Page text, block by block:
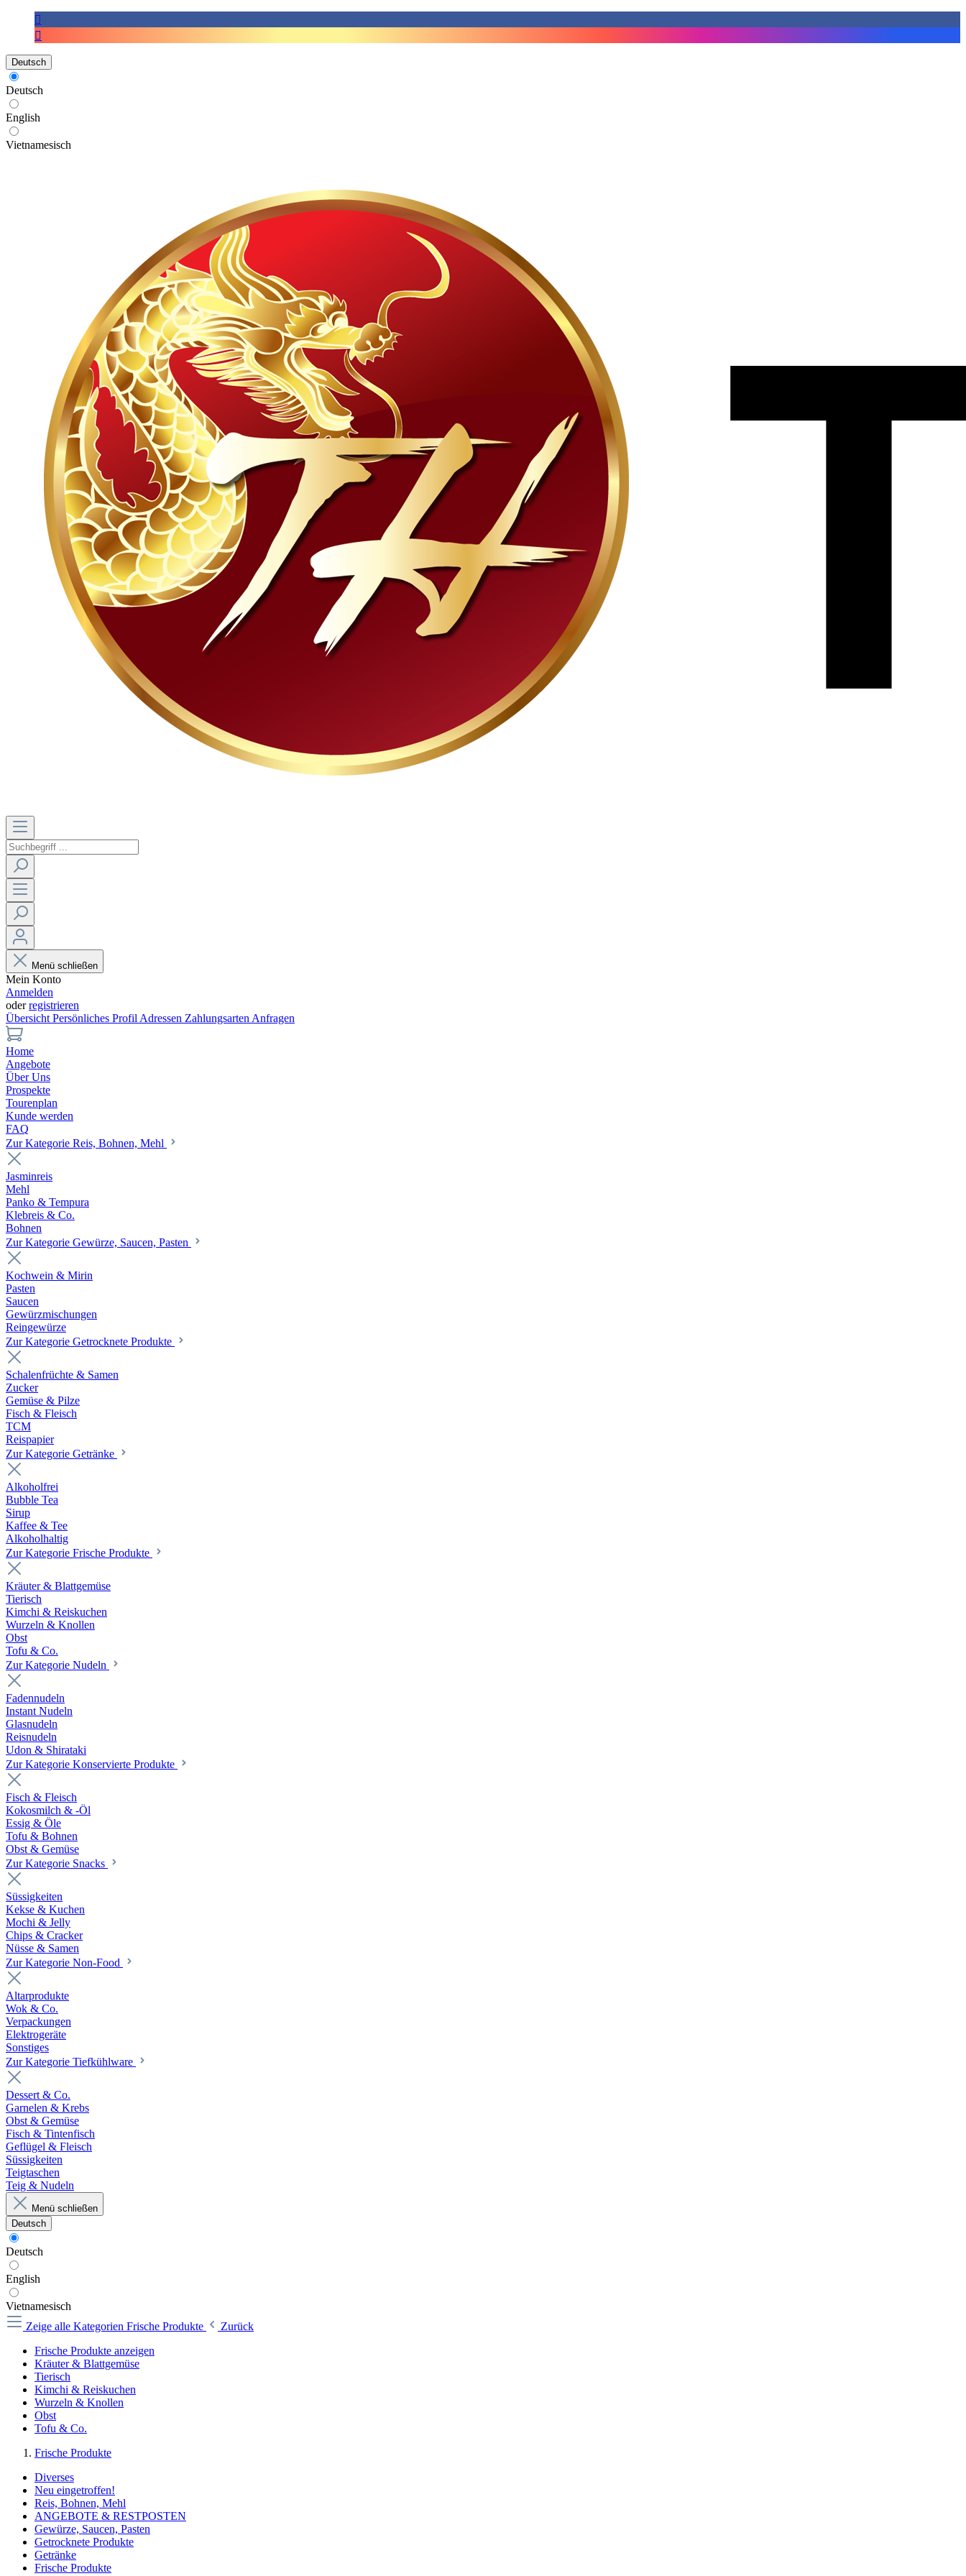
Deutsch
Deutsch
English
Vietnamesisch
Menü schließen
Mein Konto
Anmelden
oderregistrieren
Übersicht Persönliches Profil Adressen Zahlungsarten Anfragen
Home
Angebote
Über Uns
Prospekte
Tourenplan
Kunde werden
FAQ
Zur Kategorie Reis, Bohnen, Mehl
Jasminreis
Mehl
Panko & Tempura
Klebreis & Co.
Bohnen
Zur Kategorie Gewürze, Saucen, Pasten
Kochwein & Mirin
Pasten
Saucen
Gewürzmischungen
Reingewürze
Zur Kategorie Getrocknete Produkte
Schalenfrüchte & Samen
Zucker
Gemüse & Pilze
Fisch & Fleisch
TCM
Reispapier
Zur Kategorie Getränke
Alkoholfrei
Bubble Tea
Sirup
Kaffee & Tee
Alkoholhaltig
Zur Kategorie Frische Produkte
Kräuter & Blattgemüse
Tierisch
Kimchi & Reiskuchen
Wurzeln & Knollen
Obst
Tofu & Co.
Zur Kategorie Nudeln
Fadennudeln
Instant Nudeln
Glasnudeln
Reisnudeln
Udon & Shirataki
Zur Kategorie Konservierte Produkte
Fisch & Fleisch
Kokosmilch & -Öl
Essig & Öle
Tofu & Bohnen
Obst & Gemüse
Zur Kategorie Snacks
Süssigkeiten
Kekse & Kuchen
Mochi & Jelly
Chips & Cracker
Nüsse & Samen
Zur Kategorie Non-Food
Altarprodukte
Wok & Co.
Verpackungen
Elektrogeräte
Sonstiges
Zur Kategorie Tiefkühlware
Dessert & Co.
Garnelen & Krebs
Obst & Gemüse
Fisch & Tintenfisch
Geflügel & Fleisch
Süssigkeiten
Teigtaschen
Teig & Nudeln
Menü schließen
Deutsch
Deutsch
English
Vietnamesisch
Zeige alle Kategorien Frische Produkte
Zurück
Frische Produkte anzeigen
Kräuter & Blattgemüse
Tierisch
Kimchi & Reiskuchen
Wurzeln & Knollen
Obst
Tofu & Co.
Frische Produkte
Diverses
Neu eingetroffen!
Reis, Bohnen, Mehl
ANGEBOTE & RESTPOSTEN
Gewürze, Saucen, Pasten
Getrocknete Produkte
Getränke
Frische Produkte